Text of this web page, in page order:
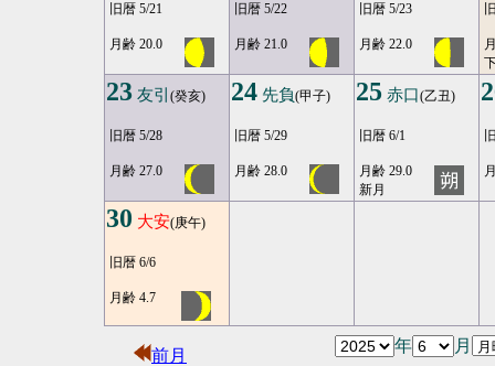
旧暦 5/21
月齢 20.0
旧暦 5/22
月齢 21.0
旧暦 5/23
月齢 22.0
23 友引 (癸亥)
旧暦 5/28
月齢 27.0
24 先負(甲子)
旧暦 5/29
月齢 28.0
25 赤口(乙丑)
旧暦 6/1
月齢 29.0
新月
30 大安(庚午)
旧暦 6/6
月齢 4.7
前月
年 月